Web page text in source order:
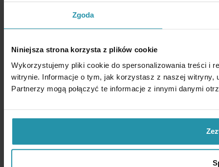
Zgoda
Niniejsza strona korzysta z plików cookie
Wykorzystujemy pliki cookie do spersonalizowania treści i
witrynie. Informacje o tym, jak korzystasz z naszej witryny,
Partnerzy mogą połączyć te informacje z innymi danymi